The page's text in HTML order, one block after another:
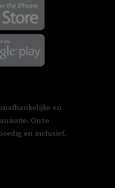
en
Onze
en inclusief.